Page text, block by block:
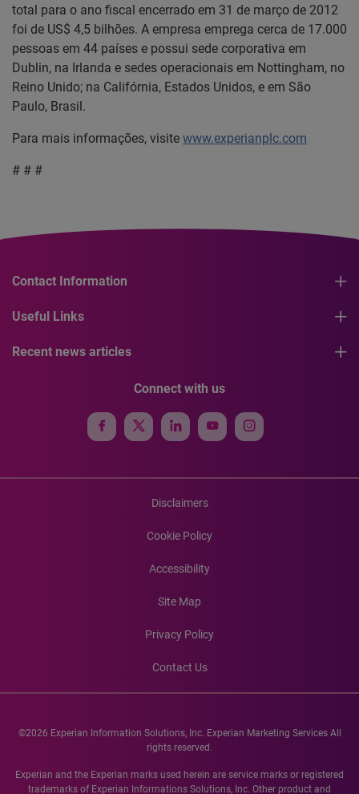
total para o ano fiscal encerrado em 31 de março de 2012
foi de US$ 4,5 bilhões. A empresa emprega cerca de 17.000
pessoas em 44 países e possui sede corporativa em
Dublin, na Irlanda e sedes operacionais em Nottingham, no
Reino Unido; na Califórnia, Estados Unidos, e em São
Paulo, Brasil.
Para mais informações, visite www.experianplc.com
# # #
Contact Information
Useful Links
Recent news articles
Connect with us
Disclaimers
Cookie Policy
Accessibility
Site Map
Privacy Policy
Contact Us
©2026 Experian Information Solutions, Inc. Experian Marketing Services All
rights reserved.
Experian and the Experian marks used herein are service marks or registered
trademarks of Experian Informations Solutions, Inc. Other product and